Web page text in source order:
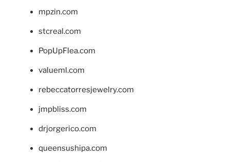
mpzin.com
stcreal.com
PopUpFlea.com
valueml.com
rebeccatorresjewelry.com
jmpbliss.com
drjorgerico.com
queensushipa.com